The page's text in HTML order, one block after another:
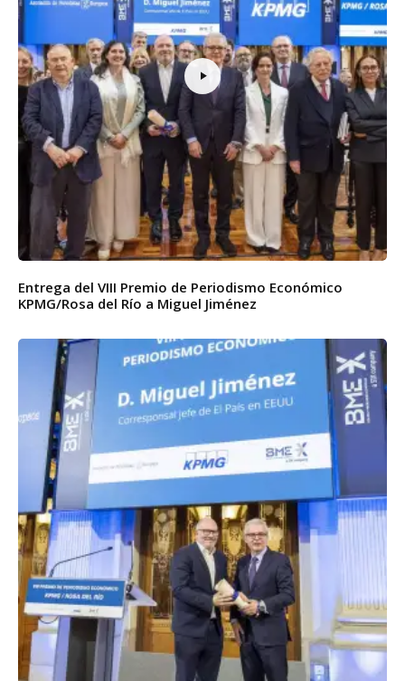
Entrega del VIII Premio de Periodismo Económico
KPMG/Rosa del Río a Miguel Jiménez